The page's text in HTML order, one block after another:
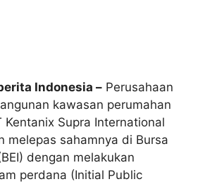
Indonesia – Perusahaan
kawasan perumahan
Kentanix Supra International
melepas sahamnya di Bursa
dengan melakukan
perdana (Initial Public